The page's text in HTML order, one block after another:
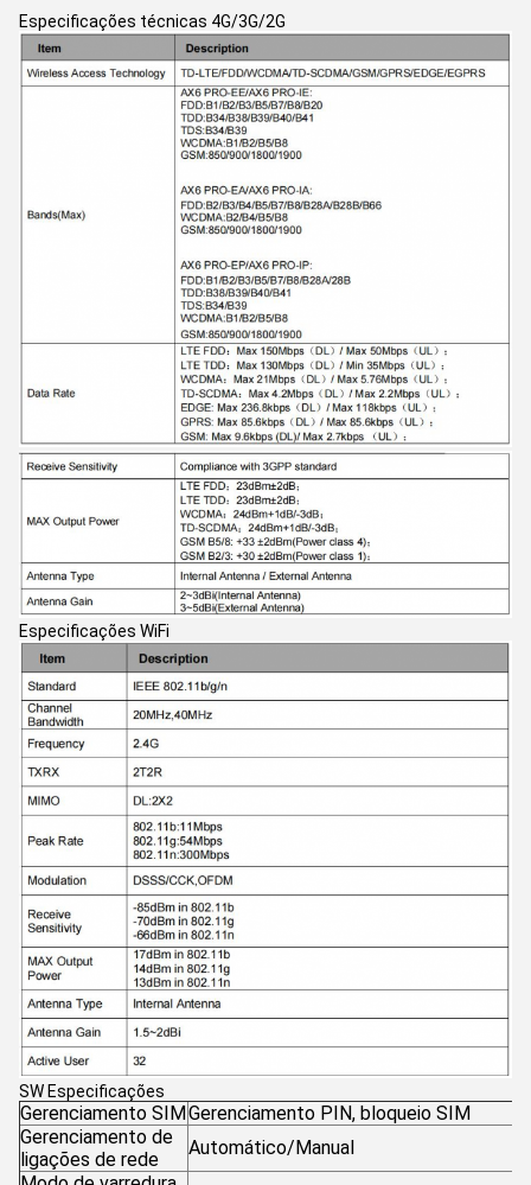
Especificações técnicas 4G/3G/2G
Especificações WiFi
SW Especificações
Gerenciamento SIM Gerenciamento PIN, bloqueio SIM
Gerenciamento de
ligações de rede
Automático/Manual